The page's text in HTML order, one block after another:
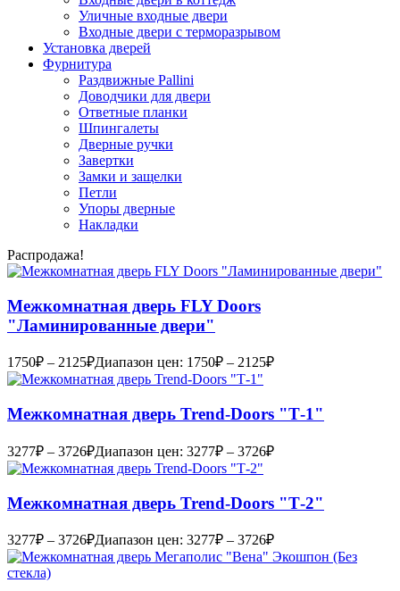
Уличные входные двери
Входные двери с терморазрывом
Установка дверей
Фурнитура
Раздвижные Pallini
Доводчики для двери
Ответные планки
Шпингалеты
Дверные ручки
Завертки
Замки и защелки
Петли
Упоры дверные
Накладки
Распродажа!
Межкомнатная дверь FLY Doors
"Ламинированные двери"
1750₽ – 2125₽Диапазон цен: 1750₽ – 2125₽
Межкомнатная дверь Trend-Doоrs "Т-1"
3277₽ – 3726₽Диапазон цен: 3277₽ – 3726₽
Межкомнатная дверь Trend-Doоrs "Т-2"
3277₽ – 3726₽Диапазон цен: 3277₽ – 3726₽